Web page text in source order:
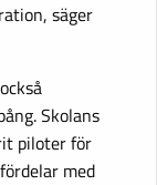
säger
Skolans
piloter för
med